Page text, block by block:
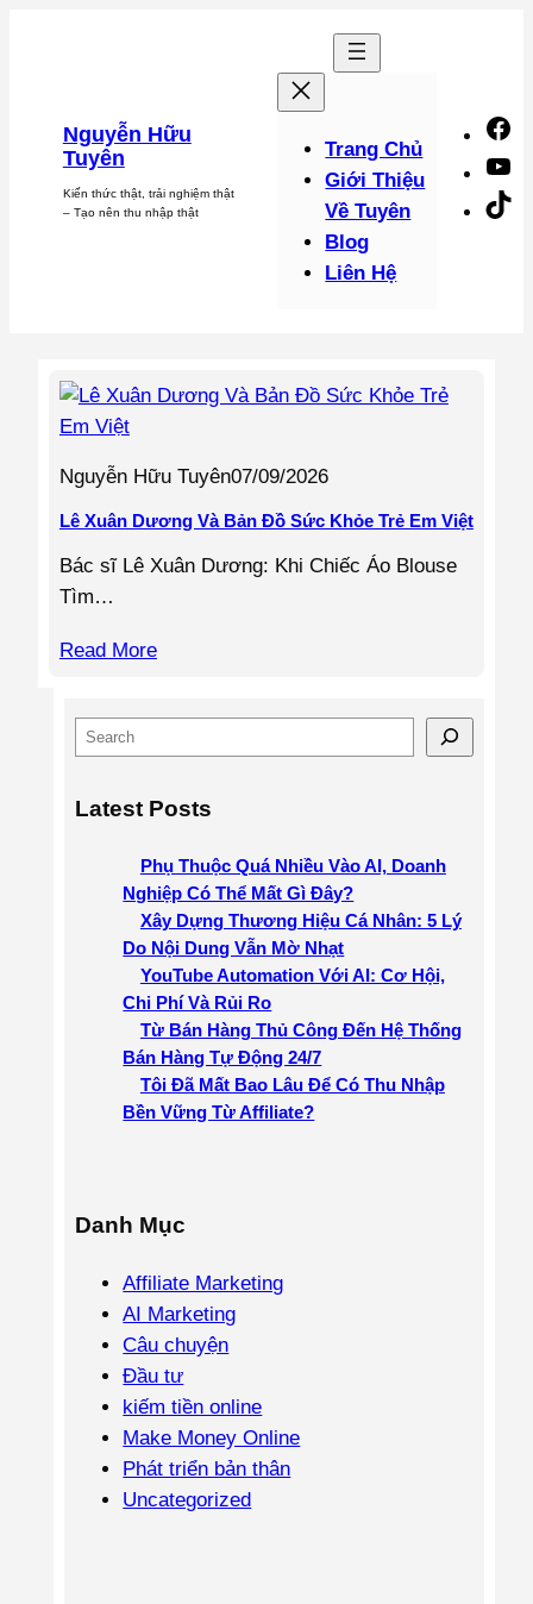
Nguyễn Hữu
Tuyên
Kiến thức thật, trải nghiệm thật
– Tạo nên thu nhập thật
Trang Chủ
Giới Thiệu
Về Tuyên
Blog
Liên Hệ
Nguyễn Hữu Tuyên07/09/2026
Lê Xuân Dương Và Bản Đồ Sức Khỏe Trẻ Em Việt
Bác sĩ Lê Xuân Dương: Khi Chiếc Áo Blouse
Tìm…
Read More
S
e
r
Latest Posts
Phụ Thuộc Quá Nhiều Vào AI, Doanh
Nghiệp Có Thể Mất Gì Đây?
Xây Dựng Thương Hiệu Cá Nhân: 5 Lý
Do Nội Dung Vẫn Mờ Nhạt
YouTube Automation Với AI: Cơ Hội,
Chi Phí Và Rủi Ro
Từ Bán Hàng Thủ Công Đến Hệ Thống
Bán Hàng Tự Động 24/7
Tôi Đã Mất Bao Lâu Để Có Thu Nhập
Bền Vững Từ Affiliate?
Danh Mục
Affiliate Marketing
AI Marketing
Câu chuyện
Đầu tư
kiếm tiền online
Make Money Online
Phát triển bản thân
Uncategorized